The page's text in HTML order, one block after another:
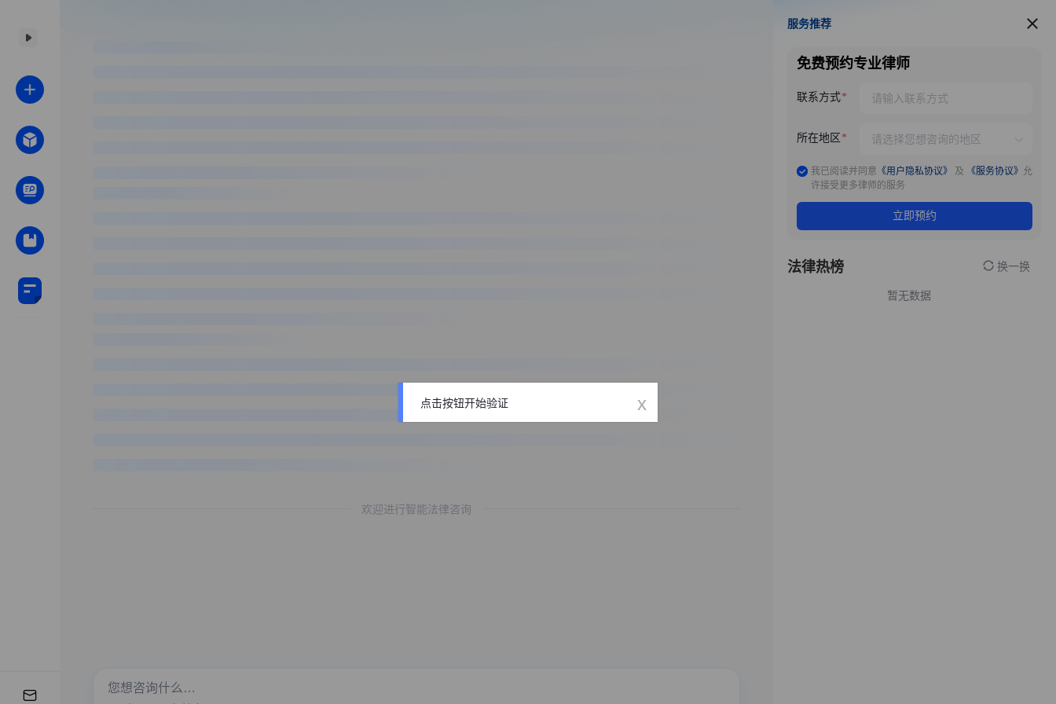
欢迎进行智能法律咨询
服务推荐
服务推荐
免费预约专业律师
联系方式
所在地区
我已阅读并同意 《用户隐私协议》 及 《服务协议》 允
许接受更多律师的服务
立即预约
法律热榜 换一换
暂无数据
点击按钮开始验证 x